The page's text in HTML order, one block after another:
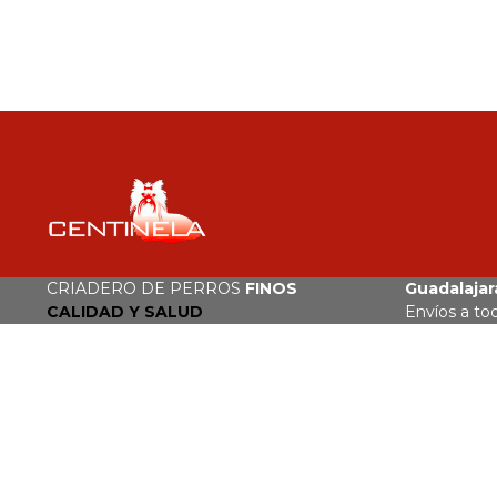
CRIADERO DE PERROS FINOS
CALIDAD Y SALUD
Envíos a